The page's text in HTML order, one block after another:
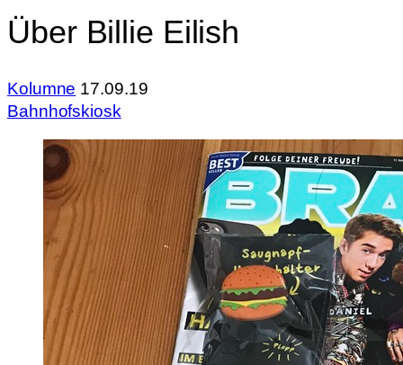
Über Billie Eilish
Kolumne 17.09.19
Bahnhofskiosk